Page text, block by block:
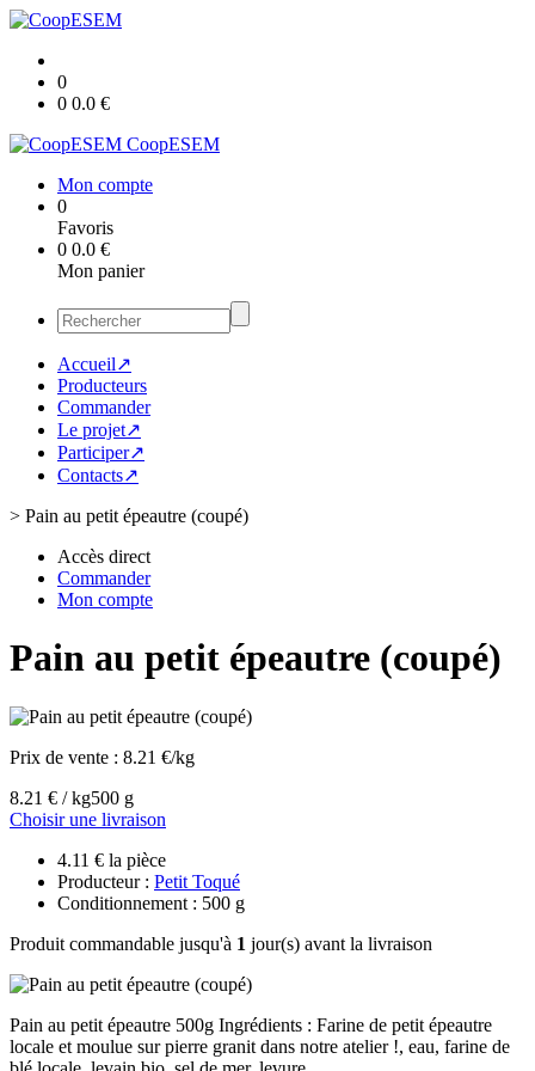
0
0 0.0 €
CoopESEM
Mon compte
0
Favoris
0 0.0 €
Mon panier
Accueil↗
Producteurs
Commander
Le projet↗
Participer↗
Contacts↗
> Pain au petit épeautre (coupé)
Accès direct
Commander
Mon compte
Pain au petit épeautre (coupé)
Prix de vente : 8.21 €/kg
8.21 € / kg500 g
Choisir une livraison
4.11 € la pièce
Producteur : Petit Toqué
Conditionnement : 500 g
Produit commandable jusqu'à 1 jour(s) avant la livraison
Pain au petit épeautre 500g Ingrédients : Farine de petit épeautre
locale et moulue sur pierre granit dans notre atelier !, eau, farine de